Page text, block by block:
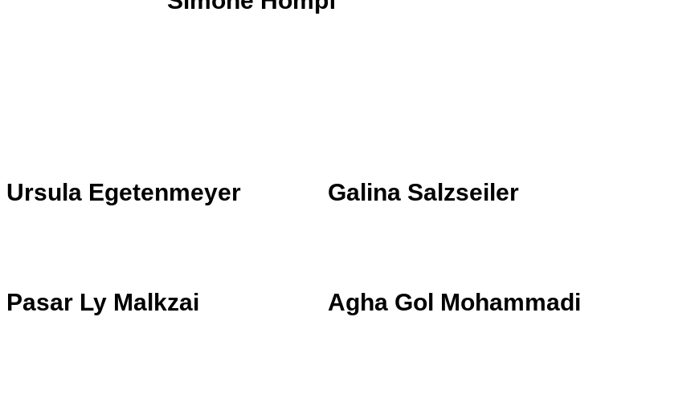
Ursula Egetenmeyer Galina Salzseiler
Pasar Ly Malkzai Agha Gol Mohammadi